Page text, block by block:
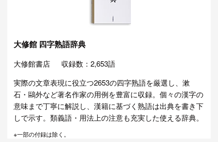
大修館 四字熟語辞典
大修館書店
収録数：2,653語
実際の文章表現に役立つ2653の四字熟語を厳選し、漱
石・鷗外など著名作家の用例を豊富に収録。個々の漢字の
意味まで丁寧に解説し、漢籍に基づく熟語は出典を書き下
しで示す。類義語・用法上の注意も充実した使える辞典。
※一部の付録は除く。